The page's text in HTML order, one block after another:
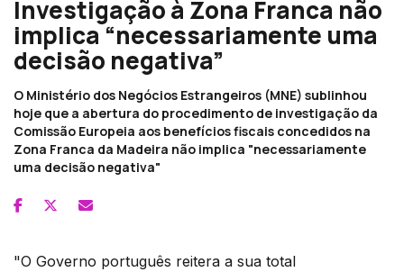
Investigação à Zona Franca não
implica “necessariamente uma
decisão negativa”
O Ministério dos Negócios Estrangeiros (MNE) sublinhou
hoje que a abertura do procedimento de investigação da
Comissão Europeia aos benefícios fiscais concedidos na
Zona Franca da Madeira não implica "necessariamente
uma decisão negativa"
"O Governo português reitera a sua total